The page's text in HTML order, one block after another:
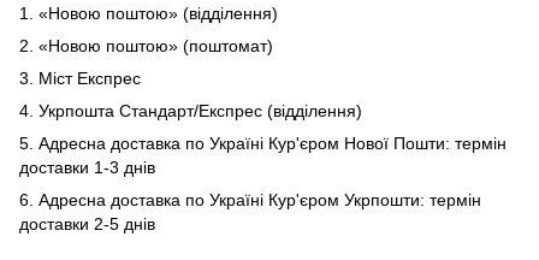
1. «Новою поштою» (відділення)
2. «Новою поштою» (поштомат)
3. Міст Експрес
4. Укрпошта Стандарт/Експрес (відділення)
5. Адресна доставка по Україні Кур'єром Нової Пошти: термін
доставки 1-3 днів
6. Адресна доставка по Україні Кур'єром Укрпошти: термін
доставки 2-5 днів